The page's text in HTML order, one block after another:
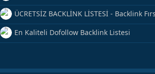
Veriyorum
ÜCRETSİZ BACKLİNK LİSTESİ - Backlink
Hemen Yetiş!
En Kaliteli Dofollow Backlink Listesi